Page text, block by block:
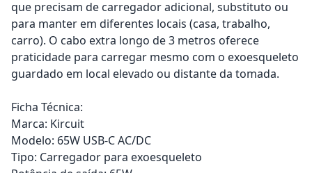
que precisam de carregador adicional, substituto ou
para manter em diferentes locais (casa, trabalho,
carro). O cabo extra longo de 3 metros oferece
praticidade para carregar mesmo com o exoesqueleto
guardado em local elevado ou distante da tomada.
Ficha Técnica:
Marca: Kircuit
Modelo: 65W USB-C AC/DC
Tipo: Carregador para exoesqueleto